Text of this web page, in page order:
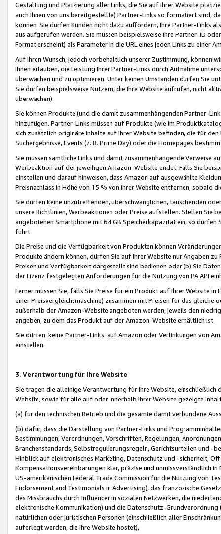
Gestaltung und Platzierung aller Links, die Sie auf Ihrer Website
auch Ihnen von uns bereitgestellte) Partner-Links so formatiert sind,
können. Sie dürfen Kunden nicht dazu auffordern, Ihre Partner-Links
aus aufgerufen werden. Sie müssen beispielsweise Ihre Partner-ID
Format erscheint) als Parameter in die URL eines jeden Links zu einer
Auf Ihren Wunsch, jedoch vorbehaltlich unserer Zustimmung, können
Ihnen erlauben, die Leistung Ihrer Partner-Links durch Aufnahme
überwachen und zu optimieren. Unter keinen Umständen dürfen Sie
Sie dürfen beispielsweise Nutzern, die Ihre Website aufrufen, nicht
überwachen).
Sie können Produkte (und die damit zusammenhängenden Partner-
hinzufügen. Partner-Links müssen auf Produkte (wie im
sich zusätzlich originäre Inhalte auf Ihrer Website befinden, die für
Suchergebnisse, Events (z. B. Prime Day) oder die Homepages
Sie müssen sämtliche Links und damit zusammenhängende
Werbeaktion auf der jeweiligen Amazon-Website endet. Falls Sie
einstellen und darauf hinweisen, dass Amazon auf ausgewählte
Preisnachlass in Höhe von 15 % von Ihrer Website entfernen, sobald
Sie dürfen keine unzutreffenden, überschwänglichen, täuschenden
unsere Richtlinien, Werbeaktionen oder Preise aufstellen. Stellen Sie
angebotenen Smartphone mit 64 GB Speicherkapazität ein, so dürfen
führt.
Die Preise und die Verfügbarkeit von Produkten können
Produkte ändern können, dürfen Sie auf Ihrer Website nur Angaben
Preisen und Verfügbarkeit dargestellt sind bedienen oder (b) Sie
der Lizenz festgelegten Anforderungen für die Nutzung von PA API
Ferner müssen Sie, falls Sie Preise für ein Produkt auf Ihrer Website
einer Preisvergleichsmaschine) zusammen mit Preisen für das
außerhalb der Amazon-Website angeboten werden, jeweils den
angeben, zu dem das Produkt auf der Amazon-Website erhältlich ist.
Sie dürfen keine Partner-Links auf Amazon oder Verlinkungen von
einstellen.
3. Verantwortung für Ihre Website
Sie tragen die alleinige Verantwortung für Ihre Website,
Website, sowie für alle auf oder innerhalb Ihrer Website gezeigte
(a) für den technischen Betrieb und die gesamte damit verbundene
(b) dafür, dass die Darstellung von Partner-Links und
Bestimmungen, Verordnungen, Vorschriften, Regelungen,
Branchenstandards, Selbstregulierungsregeln, Gerichtsurteilen und -
Hinblick auf elektronisches Marketing, Datenschutz und -sicherheit,
Kompensationsvereinbarungen klar, präzise und unmissverständlich
US-amerikanischen Federal Trade Commission für die Nutzung von
Endorsement and Testimonials in Advertising), das französische
des Missbrauchs durch Influencer in sozialen Netzwerken, die
elektronische Kommunikation) und die Datenschutz-
natürlichen oder juristischen Personen (einschließlich aller
auferlegt werden, die Ihre Website hostet),